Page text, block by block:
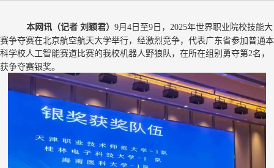
本网讯（记者 刘颖君） 9月4日至9日， 2025年世界职业院校技能大
赛争夺赛在北京航空航天大学举行，经激烈竞争，代表广东省参加普通本
科学校人工智能赛道比赛的我校机器人野狼队，在所在组别勇夺第2名，
获争夺赛银奖。